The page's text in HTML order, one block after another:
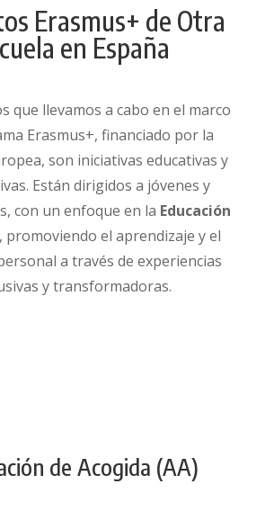
Erasmus+ de Otra
en España
que llevamos a cabo en el marco
Erasmus+, financiado por la
son iniciativas educativas y
Están dirigidos a jóvenes y
con un enfoque en la Educación
, promoviendo el aprendizaje y el
a través de experiencias
y transformadoras.
de Acogida (AA)